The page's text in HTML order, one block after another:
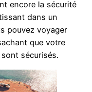
encore la sécurité
dans un
pouvez voyager
que votre
sécurisés.